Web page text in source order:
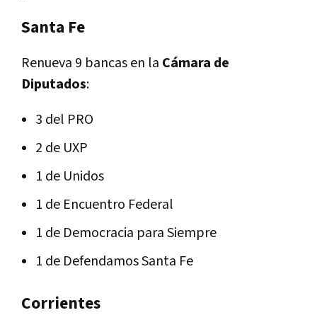
Santa Fe
Renueva 9 bancas en la Cámara de
Diputados:
3 del PRO
2 de UXP
1 de Unidos
1 de Encuentro Federal
1 de Democracia para Siempre
1 de Defendamos Santa Fe
Corrientes